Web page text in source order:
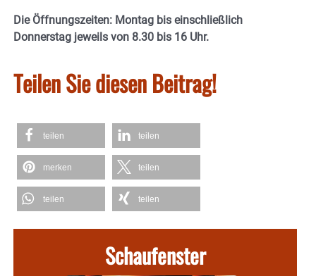
Die Öffnungszeiten: Montag bis einschließlich
Donnerstag jeweils von 8.30 bis 16 Uhr.
Teilen Sie diesen Beitrag!
teilen teilen
merken teilen
teilen teilen
Schaufenster